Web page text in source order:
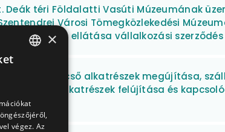
Deák téri Földalatti Vasúti Múzeumának
Városi Tömegközlekedési
tevékenység ellátása vállalkozási
mozgólépcső alkatrészek megújítása,
alkatrészek felújítása és
×
végez. Az